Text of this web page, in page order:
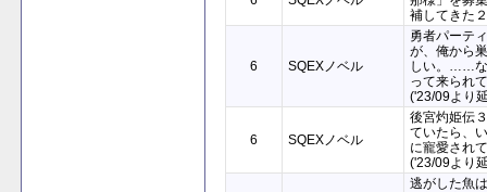
補してきた２
6 SQEXノベル
勇者パーテ
が、俺から
しい。……な
って来られ
('23/09より
6 SQEXノベル
後宮灼姫伝
ていたら、
に寵愛され
('23/09より
逃がした魚